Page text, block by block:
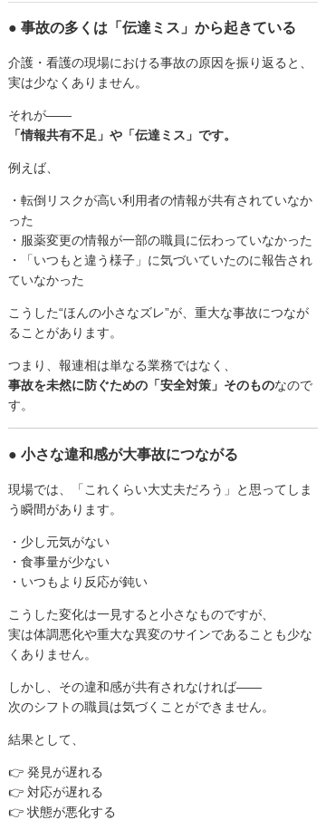
● 事故の多くは「伝達ミス」から起きている
介護・看護の現場における事故の原因を振り返ると、
実は少なくありません。
それが――
「情報共有不足」や「伝達ミス」です。
例えば、
・転倒リスクが高い利用者の情報が共有されていなか
った
・服薬変更の情報が一部の職員に伝わっていなかった
・「いつもと違う様子」に気づいていたのに報告され
ていなかった
こうした“ほんの小さなズレ”が、重大な事故につなが
ることがあります。
つまり、報連相は単なる業務ではなく、
事故を未然に防ぐための「安全対策」そのものなので
す。
● 小さな違和感が大事故につながる
現場では、「これくらい大丈夫だろう」と思ってしま
う瞬間があります。
・少し元気がない
・食事量が少ない
・いつもより反応が鈍い
こうした変化は一見すると小さなものですが、
実は体調悪化や重大な異変のサインであることも少な
くありません。
しかし、その違和感が共有されなければ――
次のシフトの職員は気づくことができません。
結果として、
👉 発見が遅れる
👉 対応が遅れる
👉 状態が悪化する